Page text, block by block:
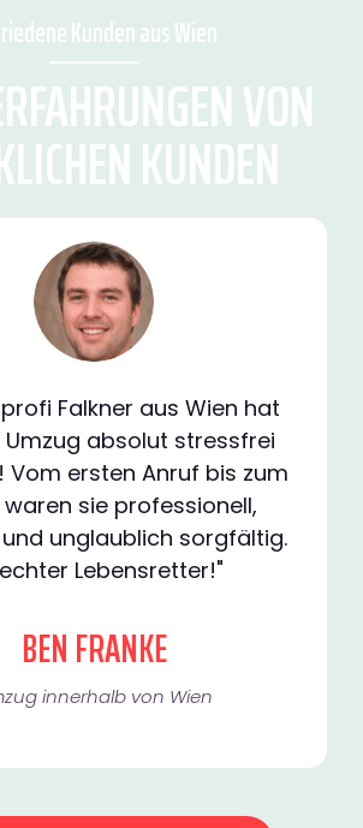
Kunden aus Wien
VON
KUNDEN
Falkner aus Wien hat
Umzug absolut stressfrei
ersten Anruf bis zum
waren sie professionell,
unglaublich sorgfältig.
Lebensretter!"
BEN FRANKE
innerhalb von Wien​